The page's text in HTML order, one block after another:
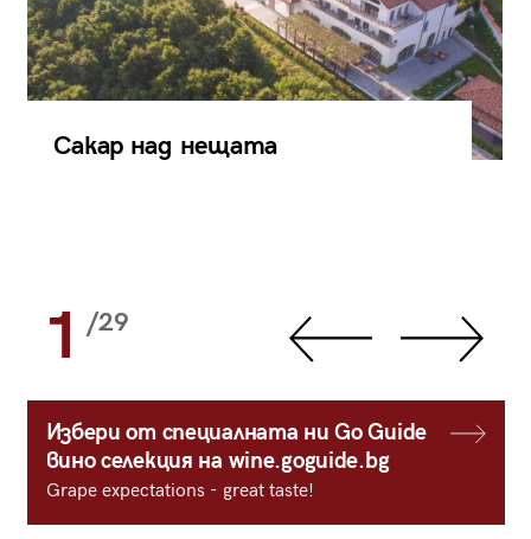
Сакар над нещата
1 /29
Избери от специалната ни Go Guide
вино селекция на wine.goguide.bg
Grape expectations - great taste!